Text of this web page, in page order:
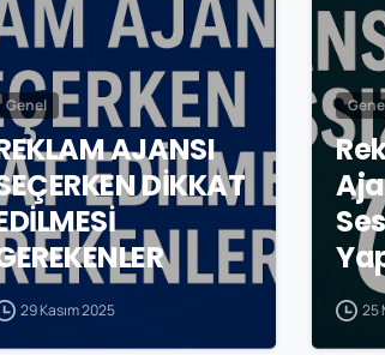
Genel
AJANSI
DİKKAT
29 Kasım 2025 25